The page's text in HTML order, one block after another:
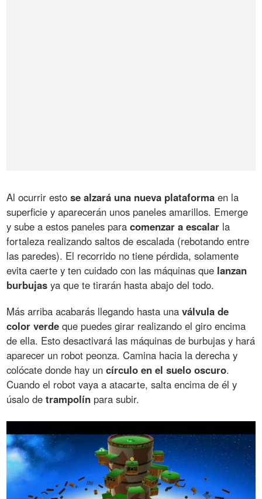
Al ocurrir estose alzará una nueva plataforma en la
superficie y aparecerán unos paneles amarillos. Emerge
y sube a estos paneles paracomenzar a escalar la
fortaleza realizando saltos de escalada (rebotando entre
las paredes). El recorrido no tiene pérdida, solamente
evita caerte y ten cuidado con las máquinas que lanzan
burbujas ya que te tirarán hasta abajo del todo.
Más arriba acabarás llegando hasta unaválvula de
color verde que puedes girar realizando el giro encima
de ella. Esto desactivará las máquinas de burbujas y hará
aparecer un robot peonza. Camina hacia la derecha y
colócate donde hay uncírculo en el suelo oscuro.
Cuando el robot vaya a atacarte, salta encima de él y
úsalo detrampolín para subir.